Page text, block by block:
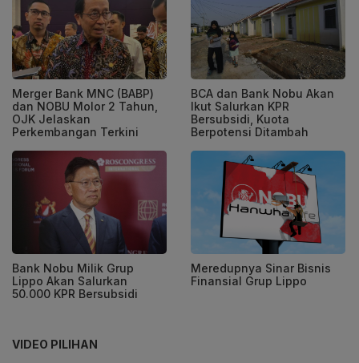
Merger Bank MNC (BABP)
dan NOBU Molor 2 Tahun,
OJK Jelaskan
Perkembangan Terkini
BCA dan Bank Nobu Akan
Ikut Salurkan KPR
Bersubsidi, Kuota
Berpotensi Ditambah
Bank Nobu Milik Grup
Lippo Akan Salurkan
50.000 KPR Bersubsidi
Meredupnya Sinar Bisnis
Finansial Grup Lippo
VIDEO PILIHAN